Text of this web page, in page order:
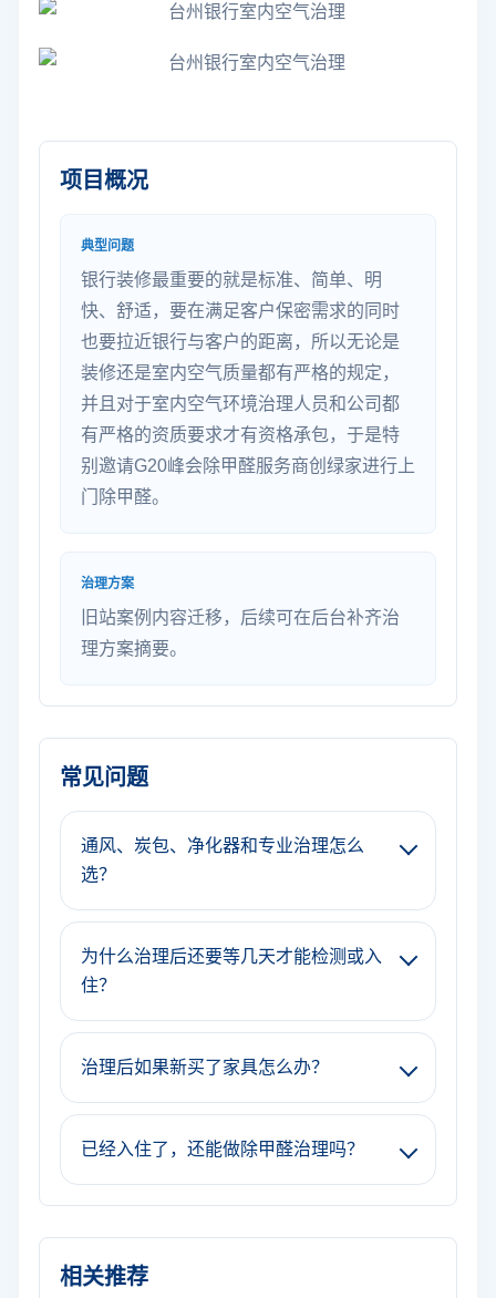
项目概况
典型问题
银行装修最重要的就是标准、简单、明
快、舒适，要在满足客户保密需求的同时
也要拉近银行与客户的距离，所以无论是
装修还是室内空气质量都有严格的规定，
并且对于室内空气环境治理人员和公司都
有严格的资质要求才有资格承包，于是特
别邀请G20峰会除甲醛服务商创绿家进行上
门除甲醛。
治理方案
旧站案例内容迁移，后续可在后台补齐治
理方案摘要。
常见问题
通风、炭包、净化器和专业治理怎么
选？
为什么治理后还要等几天才能检测或入
住？
治理后如果新买了家具怎么办？
已经入住了，还能做除甲醛治理吗？
相关推荐